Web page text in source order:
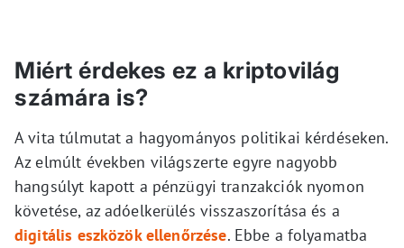
Miért érdekes ez a kriptovilág
számára is?
A vita túlmutat a hagyományos politikai kérdéseken.
Az elmúlt években világszerte egyre nagyobb
hangsúlyt kapott a pénzügyi tranzakciók nyomon
követése, az adóelkerülés visszaszorítása és a
digitális eszközök ellenőrzése. Ebbe a folyamatba